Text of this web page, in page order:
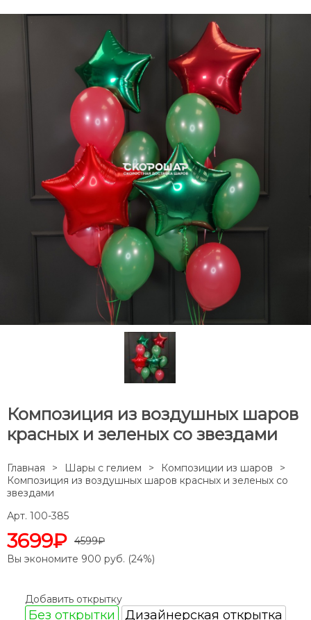
Композиция из воздушных шаров
красных и зеленых со звездами
Главная Шары с гелием
Композиции из шаров
Композиция из воздушных шаров красных и зеленых со
звездами
Арт. 100-385
3699₽ 4599₽
Вы экономите 900 руб. (24%)
Добавить открытку
Без открытки Дизайнерская открытка